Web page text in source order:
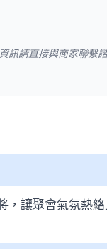
訊請直接與商家聯繫
讓聚會氣氛熱